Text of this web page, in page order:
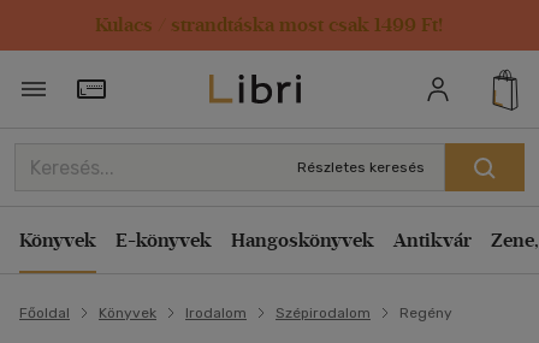
Kulacs / strandtáska most csak 1499 Ft!
Törzsvásárlói Kártya adatai
Részletes keresés
Könyvek E-könyvek Hangoskönyvek Antikvár
Főoldal Könyvek Irodalom Szépirodalom Regény